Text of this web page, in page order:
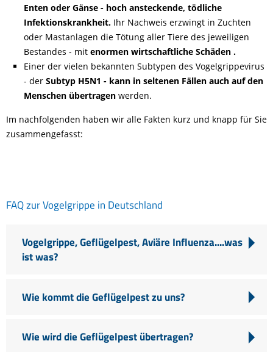
Enten oder Gänse - hoch ansteckende, tödliche
Infektionskrankheit.Ihr Nachweis erzwingt in Zuchten
oder Mastanlagen die Tötung aller Tiere des jeweiligen
Bestandes - mit enormen wirtschaftliche Schäden .
Einer der vielen bekannten Subtypen des Vogelgrippevirus
- der Subtyp H5N1 - kann in seltenen Fällen auch auf den
Menschen übertragenwerden.
Im nachfolgenden haben wir alle Fakten kurz und knapp für Sie
zusammengefasst:
FAQ zur Vogelgrippe in Deutschland
Vogelgrippe, Geflügelpest, Aviäre Influenza....was
ist was?
Wie kommt die Geflügelpest zu uns?
Wie wird die Geflügelpest übertragen?